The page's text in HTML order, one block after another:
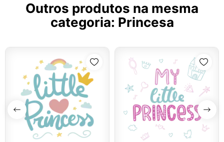
Outros produtos na mesma
categoria: Princesa